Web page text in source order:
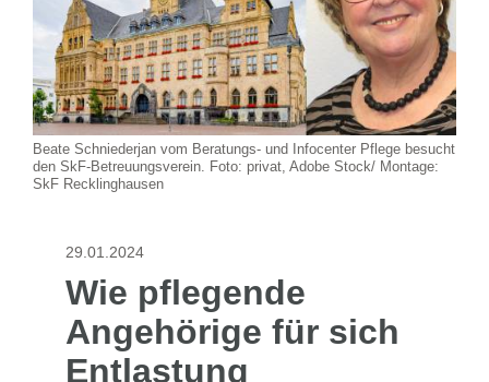
Beate Schniederjan vom Beratungs- und Infocenter Pflege besucht
den SkF-Betreuungsverein. Foto: privat, Adobe Stock/ Montage:
SkF Recklinghausen
29.01.2024
Wie pflegende
Angehörige für sich
Entlastung